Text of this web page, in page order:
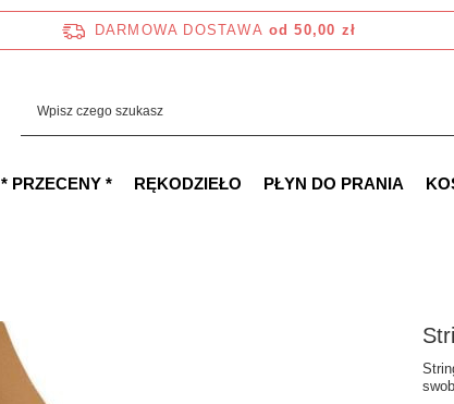
DARMOWA DOSTAWA od 50,00 zł
* PRZECENY * RĘKODZIEŁO PŁYN DO PRANIA